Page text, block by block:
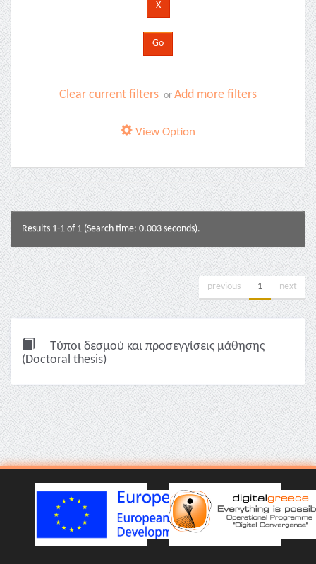
Clear current filters or Add more filters
View Option
Results 1-1 of 1 (Search time: 0.003 seconds).
previous 1 next
Τύποι δεσμού και προσεγγίσεις μάθησης
(Doctoral thesis)